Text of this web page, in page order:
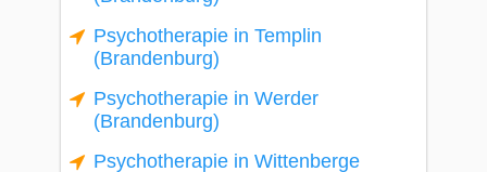
Psychotherapie in Templin
(Brandenburg)
Psychotherapie in Werder
(Brandenburg)
Psychotherapie in Wittenberge